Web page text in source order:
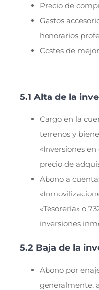
Precio de
Gastos
honorarios
Costes de
5.1 Alta de la
Cargo en la
terrenos y
«Inversiones
precio de
Abono a
«Tesorería» o
inversiones
5.2 Baja de la
Abono por
generalmente,